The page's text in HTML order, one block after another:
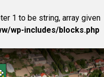
1 to be string, array given
wp-includes/blocks.php